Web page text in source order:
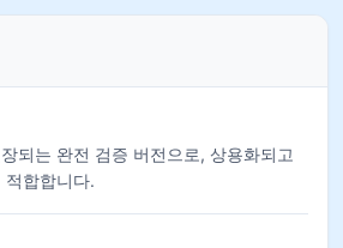
되는 완전 검증 버전으로, 상용화되고
적합합니다.